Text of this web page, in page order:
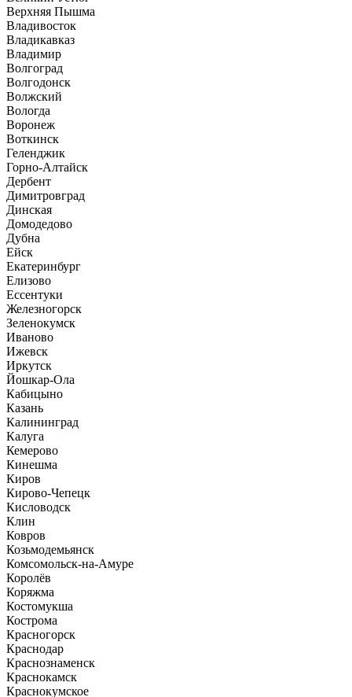
Верхняя Пышма
Владивосток
Владикавказ
Владимир
Волгоград
Волгодонск
Волжский
Вологда
Воронеж
Воткинск
Геленджик
Горно-Алтайск
Дербент
Димитровград
Динская
Домодедово
Дубна
Ейск
Екатеринбург
Елизово
Ессентуки
Железногорск
Зеленокумск
Иваново
Ижевск
Иркутск
Йошкар-Ола
Кабицыно
Казань
Калининград
Калуга
Кемерово
Кинешма
Киров
Кирово-Чепецк
Кисловодск
Клин
Ковров
Козьмодемьянск
Комсомольск-на-Амуре
Королёв
Коряжма
Костомукша
Кострома
Красногорск
Краснодар
Краснознаменск
Краснокамск
Краснокумское